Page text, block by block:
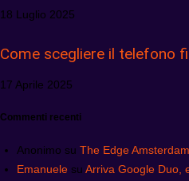
18 Luglio 2025
Come scegliere il telefono
17 Aprile 2025
Commenti recenti
Anonimo su The Edge
Emanuele su Arriva Google Duo,